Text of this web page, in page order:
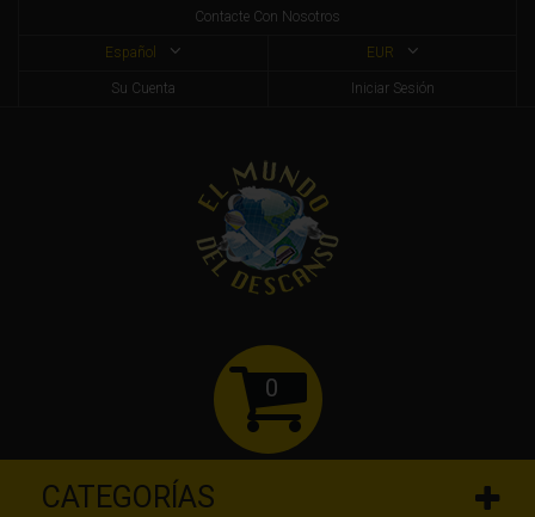
Contacte Con Nosotros
EUR
Español
Iniciar Sesión
Su Cuenta
0
CATEGORÍAS